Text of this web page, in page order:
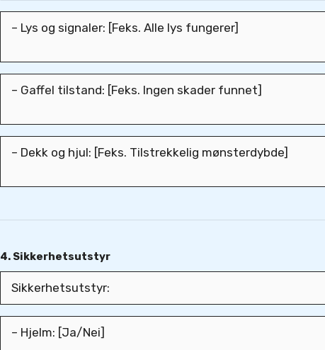
4. Sikkerhetsutstyr